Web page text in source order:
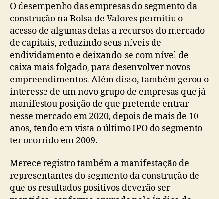
O desempenho das empresas do segmento da
construção na Bolsa de Valores permitiu o
acesso de algumas delas a recursos do mercado
de capitais, reduzindo seus níveis de
endividamento e deixando-se com nível de
caixa mais folgado, para desenvolver novos
empreendimentos. Além disso, também gerou o
interesse de um novo grupo de empresas que já
manifestou posição de que pretende entrar
nesse mercado em 2020, depois de mais de 10
anos, tendo em vista o último IPO do segmento
ter ocorrido em 2009.
Merece registro também a manifestação de
representantes do segmento da construção de
que os resultados positivos deverão ser